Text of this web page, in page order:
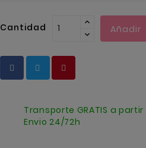
Cantidad Añadir
Transporte GRATIS a
Envio 24/72h